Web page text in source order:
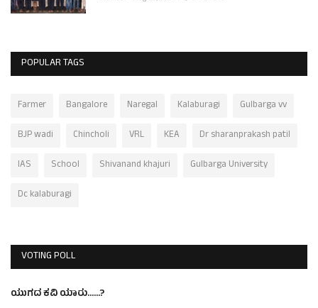
POPULAR TAGS
Farmer Bangalore Naregal Kalaburagi
Gulbarga vv
BJP wadi
Chincholi VRL KEA
Dr sharanprakash patil
IAS
School Shivanand khajuri
Gulbarga University
Dc kalaburagi
VOTING POLL
ಯುಗದ ಕವಿ ಯಾರು......?